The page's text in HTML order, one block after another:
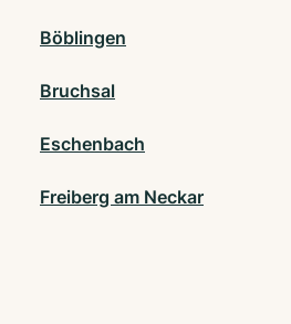
Böblingen
Bruchsal
Eschenbach
Freiberg am Neckar